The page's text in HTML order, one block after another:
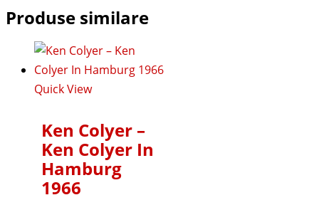
Produse similare
Quick View
Ken Colyer ‎–
Ken Colyer In
Hamburg
1966